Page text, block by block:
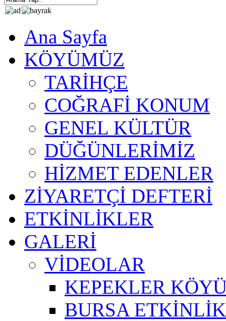
Ana Sayfa
KÖYÜMÜZ
TARİHÇE
COĞRAFİ KONUM
GENEL KÜLTÜR
DÜĞÜNLERİMİZ
HİZMET EDENLER
ZİYARETÇİ DEFTERİ
ETKİNLİKLER
GALERİ
VİDEOLAR
KEPEKLER
BURSA